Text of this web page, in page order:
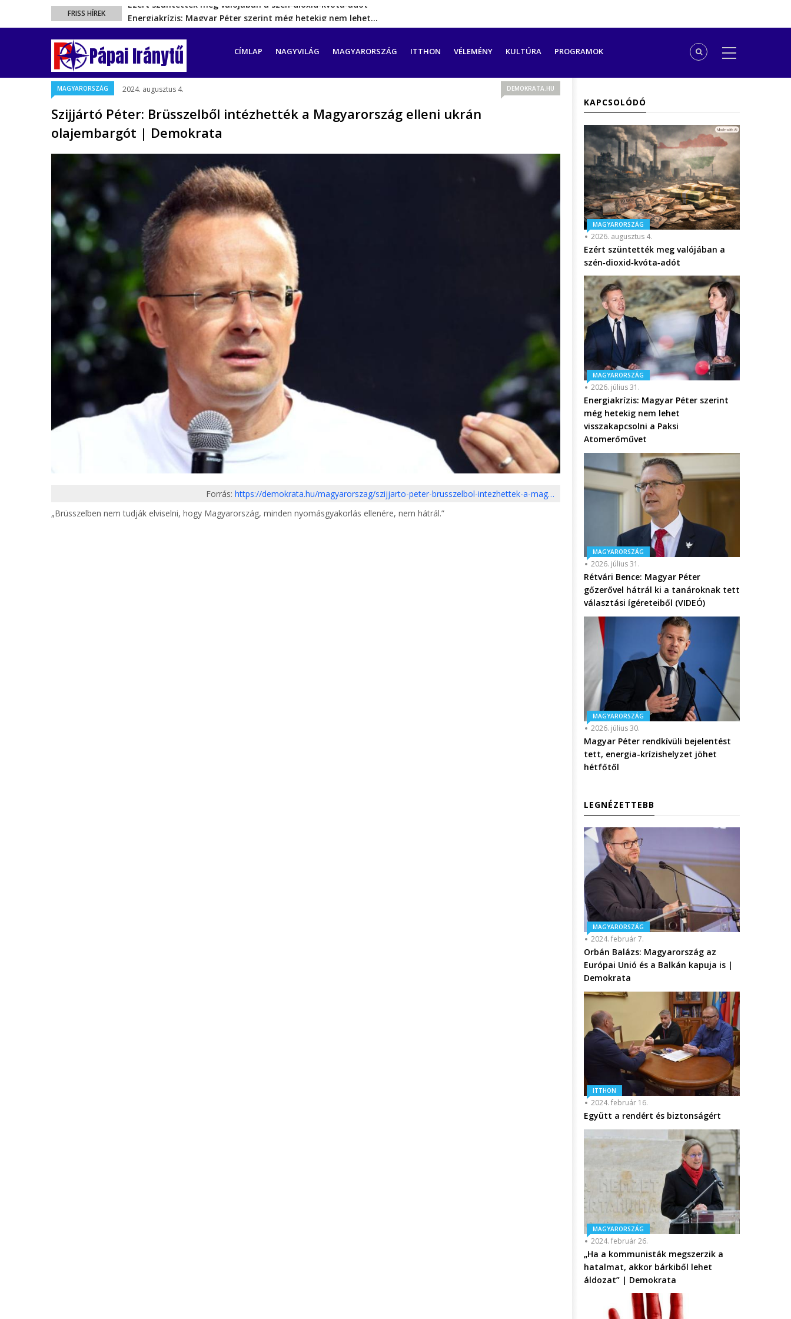
FRISS HÍREK
Energiakrízis: Magyar Péter szerint még hetekig nem lehet…
A spanyol enklávét elárasztják a tengeren érkező migránsok
Rétvári Bence: Magyar Péter gőzerővel hátrál ki a tanároknak tett…
Magyar Péter rendkívüli bejelentést tett, energia-krízishelyzet jöhet…
Ezért szüntették meg valójában a szén‑dioxid‑kvóta‑adót
Pápai Iránytű
FŐ
CÍMLAP NAGYVILÁG MAGYARORSZÁG ITTHON VÉLEMÉNY KULTÚRA PROGRAMOK
MAGYARORSZÁG 2024. augusztus 4. DEMOKRATA.HU
Szijjártó Péter: Brüsszelből intézhették a Magyarország elleni ukrán
olajembargót | Demokrata
Forrás: https://demokrata.hu/magyarorszag/szijjarto-peter-brusszelbol-intezhettek-a-mag…
„Brüsszelben nem tudják elviselni, hogy Magyarország, minden nyomásgyakorlás ellenére, nem hátrál.”
KAPCSOLÓDÓ
MAGYARORSZÁG
2026. augusztus 4.
Ezért szüntették meg valójában a
szén‑dioxid‑kvóta‑adót
MAGYARORSZÁG
2026. július 31.
Energiakrízis: Magyar Péter szerint
még hetekig nem lehet
visszakapcsolni a Paksi
Atomerőművet
MAGYARORSZÁG
2026. július 31.
Rétvári Bence: Magyar Péter
gőzerővel hátrál ki a tanároknak tett
választási ígéreteiből (VIDEÓ)
MAGYARORSZÁG
2026. július 30.
Magyar Péter rendkívüli bejelentést
tett, energia-krízishelyzet jöhet
hétfőtől
LEGNÉZETTEBB
MAGYARORSZÁG
2024. február 7.
Orbán Balázs: Magyarország az
Európai Unió és a Balkán kapuja is |
Demokrata
ITTHON
2024. február 16.
Együtt a rendért és biztonságért
MAGYARORSZÁG
2024. február 26.
„Ha a kommunisták megszerzik a
hatalmat, akkor bárkiből lehet
áldozat” | Demokrata